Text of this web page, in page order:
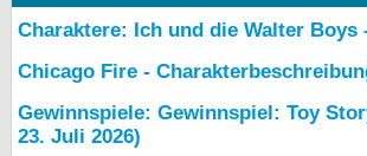
Charaktere: Ich und die Walter Boys
Chicago Fire -
Gewinnspiele: Gewinnspiel: Toy
23. Juli 2026)